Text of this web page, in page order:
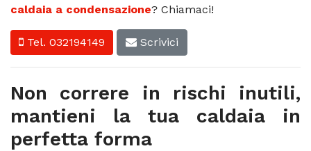
caldaia a condensazione? Chiamaci!
Tel. 032194149 Scrivici
Non correre in rischi inutili,
mantieni la tua caldaia in
perfetta forma